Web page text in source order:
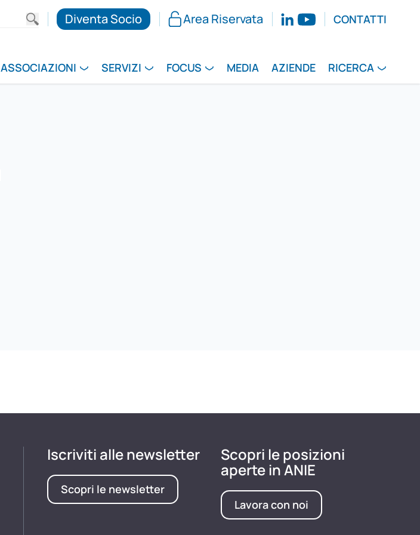
Diventa Socio Area Riservata CONTATTI
ASSOCIAZIONI SERVIZI FOCUS MEDIA AZIENDE RICERCA
Iscriviti alle newsletter
Scopri le newsletter
Scopri le posizioni
aperte in ANIE
Lavora con noi